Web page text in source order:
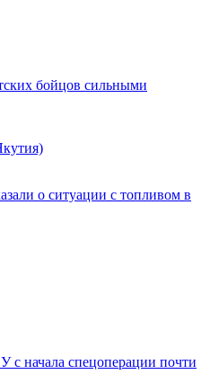
бойцов сильными
о ситуации с топливом в
с начала спецоперации почти